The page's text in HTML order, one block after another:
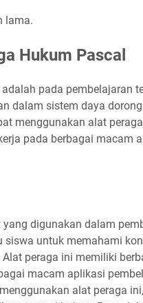
lama.
Hukum Pascal
pada pembelajaran
dalam sistem daya
menggunakan alat
pada berbagai macam
digunakan dalam
untuk memahami
peraga ini memiliki
macam aplikasi
alat peraga